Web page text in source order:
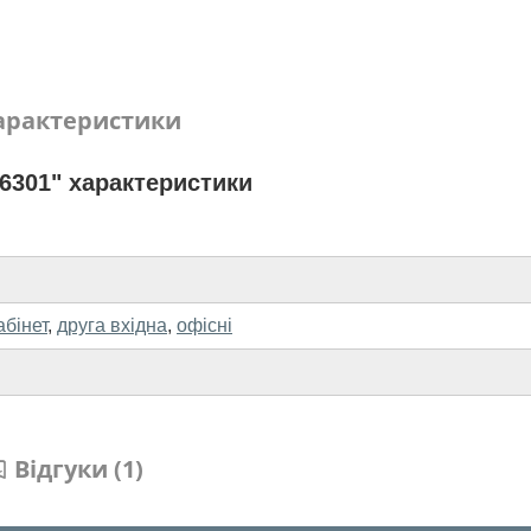
характеристики
, друга вхідна, офісні
Відгуки (1)